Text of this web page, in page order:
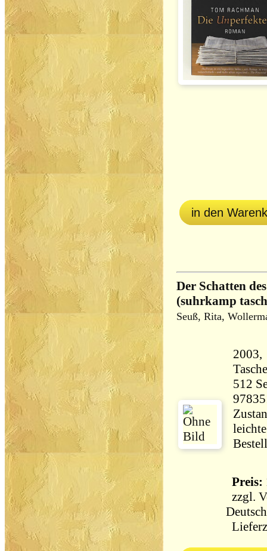
in den
Der Schatten
(suhrkamp
Seuß, Rita,
2003,
512 Seiten
Preis:
zzgl.